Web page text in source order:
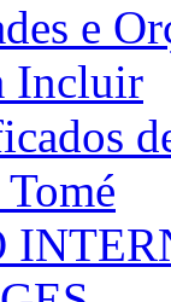
e
Incluir